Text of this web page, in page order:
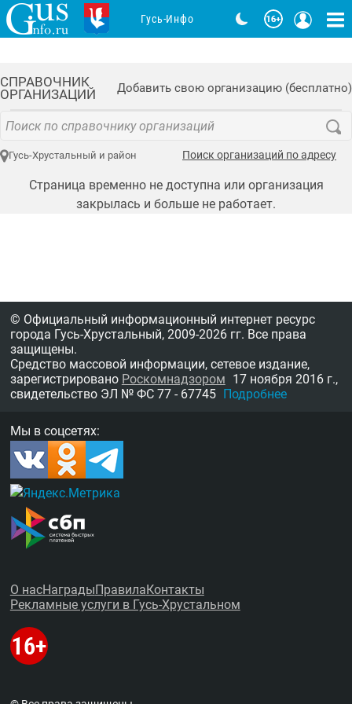
СПРАВОЧНИК
ОРГАНИЗАЦИЙ
Добавить свою организацию (бесплатно)
Гусь-Хрустальный и район Поиск организаций по адресу
Страница временно не доступна или организация
закрылась и больше не работает.
Гусь-Инфо
© Официальный информационный интернет ресурс
города Гусь-Хрустальный, 2009-2026 гг. Все права
защищены.
Средство массовой информации, сетевое издание,
зарегистрировано Роскомнадзором 17 ноября 2016 г.,
свидетельство ЭЛ № ФС 77 - 67745 Подробнее
Мы в соцсетях:
О насНаградыПравилаКонтакты
Рекламные услуги в Гусь-Хрустальном